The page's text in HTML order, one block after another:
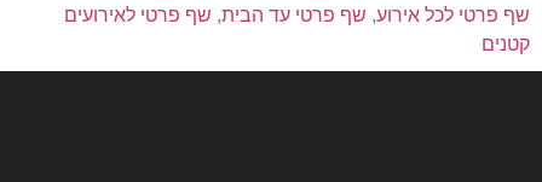
שף פרטי לכל אירוע, שף פרטי עד הבית, שף פרטי לאירועים
קטנים